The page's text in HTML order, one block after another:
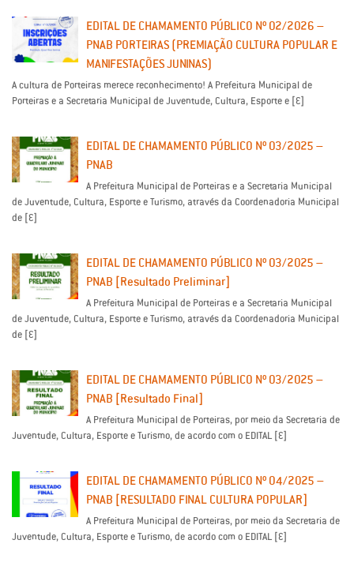
EDITAL DE CHAMAMENTO PÚBLICO Nº 02/2026 –
PNAB PORTEIRAS (PREMIAÇÃO CULTURA POPULAR E
MANIFESTAÇÕES JUNINAS)
A cultura de Porteiras merece reconhecimento! A Prefeitura Municipal de
Porteiras e a Secretaria Municipal de Juventude, Cultura, Esporte e […]
EDITAL DE CHAMAMENTO PÚBLICO Nº 03/2025 –
PNAB
A Prefeitura Municipal de Porteiras e a Secretaria Municipal
de Juventude, Cultura, Esporte e Turismo, através da Coordenadoria Municipal
de […]
EDITAL DE CHAMAMENTO PÚBLICO Nº 03/2025 –
PNAB [Resultado Preliminar]
A Prefeitura Municipal de Porteiras e a Secretaria Municipal
de Juventude, Cultura, Esporte e Turismo, através da Coordenadoria Municipal
de […]
EDITAL DE CHAMAMENTO PÚBLICO Nº 03/2025 –
PNAB [Resultado Final]
A Prefeitura Municipal de Porteiras, por meio da Secretaria de
Juventude, Cultura, Esporte e Turismo, de acordo com o EDITAL […]
EDITAL DE CHAMAMENTO PÚBLICO Nº 04/2025 –
PNAB [RESULTADO FINAL CULTURA POPULAR]
A Prefeitura Municipal de Porteiras, por meio da Secretaria de
Juventude, Cultura, Esporte e Turismo, de acordo com o EDITAL […]